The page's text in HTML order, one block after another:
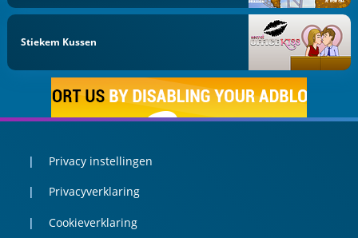
Stiekem Kussen
Privacy instellingen
Privacyverklaring
Cookieverklaring